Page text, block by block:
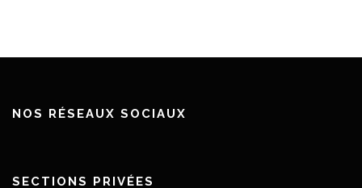
NOS RÉSEAUX SOCIAUX
SECTIONS PRIVÉES